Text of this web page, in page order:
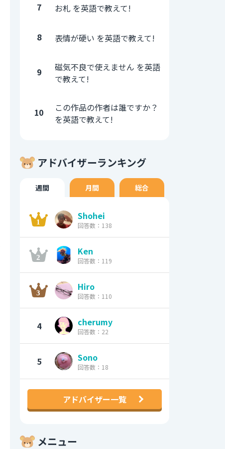
7 お札 を英語で教えて!
8 表情が硬い を英語で教えて!
9
磁気不良で使えません を英語
で教えて!
10
この作品の作者は誰ですか？
を英語で教えて!
アドバイザーランキング
週間 月間 総合
Shohei
回答数：138
Ken
回答数：119
Hiro
回答数：110
4 cherumy
回答数：22
5 Sono
回答数：18
アドバイザー一覧
メニュー